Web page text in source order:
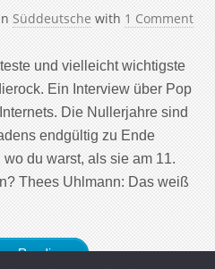
Süddeutsche with 1 Comment
und vielleicht wichtigste
Ein Interview über Pop
Die Nullerjahre sind
endgültig zu Ende
du warst, als sie am 11.
Thees Uhlmann: Das weiß
Reading